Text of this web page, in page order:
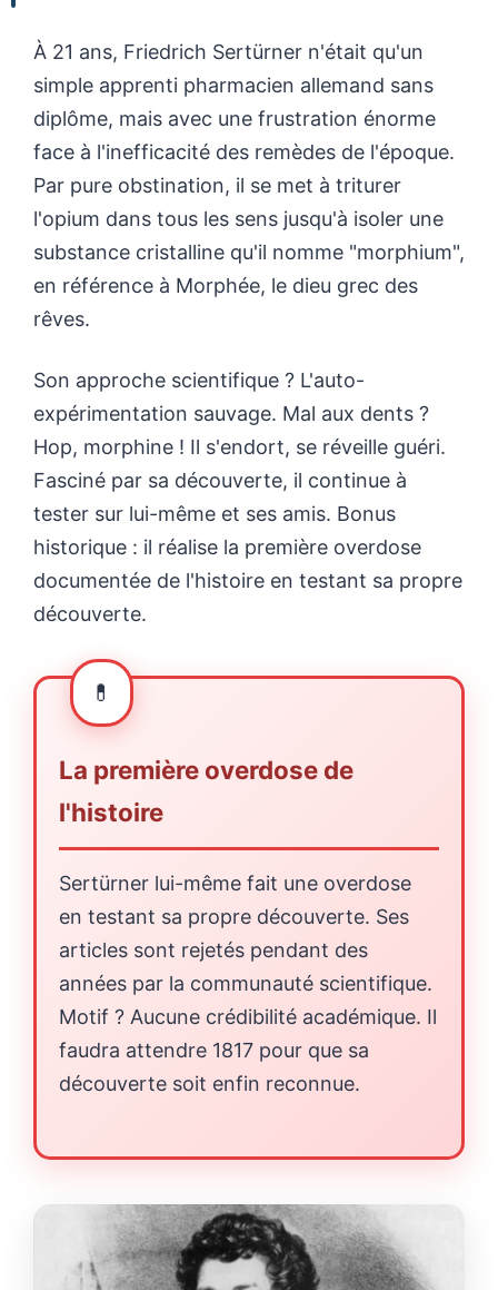
À 21 ans, Friedrich Sertürner n'était qu'un
simple apprenti pharmacien allemand sans
diplôme, mais avec une frustration énorme
face à l'inefficacité des remèdes de l'époque.
Par pure obstination, il se met à triturer
l'opium dans tous les sens jusqu'à isoler une
substance cristalline qu'il nomme "morphium",
en référence à Morphée, le dieu grec des
rêves.
Son approche scientifique ? L'auto-
expérimentation sauvage. Mal aux dents ?
Hop, morphine ! Il s'endort, se réveille guéri.
Fasciné par sa découverte, il continue à
tester sur lui-même et ses amis. Bonus
historique : il réalise la première overdose
documentée de l'histoire en testant sa propre
découverte.
La première overdose de
l'histoire
Sertürner lui-même fait une overdose
en testant sa propre découverte. Ses
articles sont rejetés pendant des
années par la communauté scientifique.
Motif ? Aucune crédibilité académique. Il
faudra attendre 1817 pour que sa
découverte soit enfin reconnue.